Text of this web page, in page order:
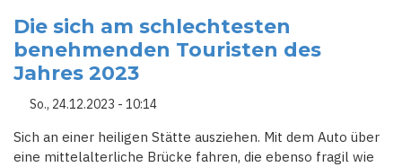
BEWÄHRUNG
FÜR
ÖSTERREICHS
EX-
KANZLER
KURZ
WEGEN
FALSCHAUSSAGE
Die sich am schlechtesten
benehmenden Touristen des
Jahres 2023
So., 24.12.2023 - 10:14
Sich an einer heiligen Stätte ausziehen. Mit dem Auto über
eine mittelalterliche Brücke fahren, die ebenso fragil wie